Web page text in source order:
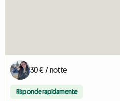
30 € / notte
Risponde rapidamente